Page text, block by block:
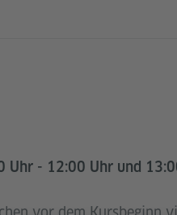
Uhr - 12:00 Uhr und